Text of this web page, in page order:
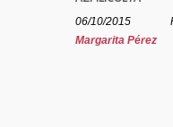
06/10/2015
Margarita Pérez